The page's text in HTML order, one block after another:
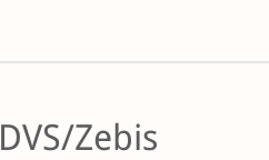
DVS/Zebis